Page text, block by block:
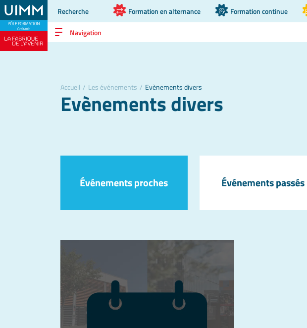
Recherche Formation en alternance Formation continue
Navigation
Accueil / Les événements / Evènements divers
Evènements divers
Événements proches Événements passés